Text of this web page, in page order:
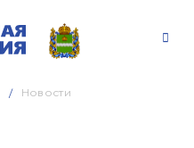
Новости